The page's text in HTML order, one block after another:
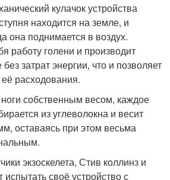
кулачок устройства
находится на земле, и
она поднимается в воздух.
работу голени и производит
затрат энергии, что и позволяет
расходования.
собственным весом, каждое
из углеволокна и весит
оставаясь при этом весьма
экзоскелета, Стив коллинз и
испытать своё устройство с